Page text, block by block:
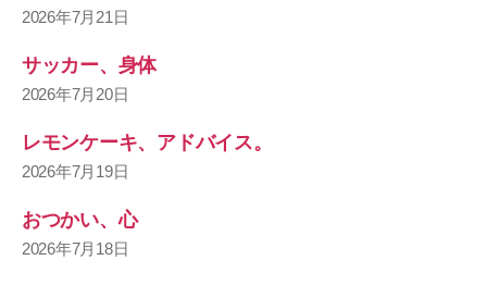
2026年7月21日
サッカー、身体
2026年7月20日
レモンケーキ、アドバイス。
2026年7月19日
おつかい、心
2026年7月18日